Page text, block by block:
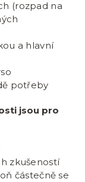
(rozpad na
a hlavní
potřeby
jsou pro
zkušeností
částečně se